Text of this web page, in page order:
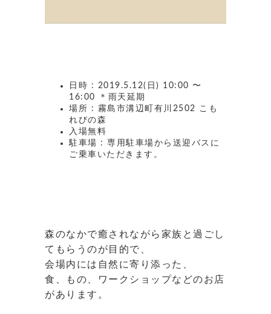
日時 : 2019.5.12(日) 10:00 〜
16:00 ＊雨天延期
場所 : 霧島市溝辺町有川2502 こも
れびの森
入場無料
駐車場 : 専用駐車場から送迎バスに
ご乗車いただきます。
森のなかで癒されながら家族と過ごし
てもらうのが目的で、
会場内には自然に寄り添った、
食、もの、ワークショップなどのお店
があります。